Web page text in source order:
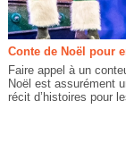
Conte de Noël pour
Faire appel à un
Noël est assurément
récit d’histoires pour